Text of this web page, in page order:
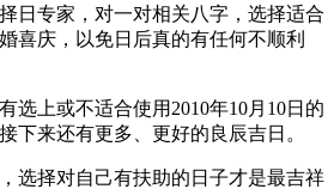
日专家，对一对相关八字，选择适合
喜庆，以免日后真的有任何不顺利
选上或不适合使用2010年10月10日的
下来还有更多、更好的良辰吉日。
选择对自己有扶助的日子才是最吉祥